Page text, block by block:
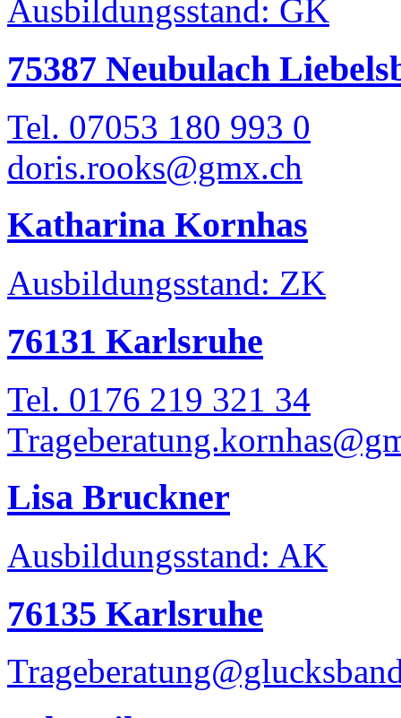
Ausbildungsstand: GK
75387 Neubulach
Tel. 07053 180 993 0
doris.rooks@gmx.ch
Katharina Kornhas
Ausbildungsstand: ZK
76131 Karlsruhe
Tel. 0176 219 321 34
Lisa Bruckner
Ausbildungsstand: AK
76135 Karlsruhe